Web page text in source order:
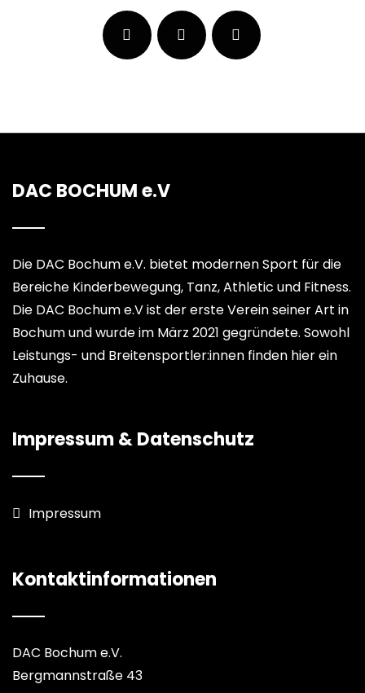
DAC BOCHUM e.V
Die DAC Bochum e.V. bietet modernen Sport für die
Bereiche Kinderbewegung, Tanz, Athletic und Fitness.
Die DAC Bochum e.V ist der erste Verein seiner Art in
Bochum und wurde im März 2021 gegründete. Sowohl
Leistungs- und Breitensportler:innen finden hier ein
Zuhause.
Impressum & Datenschutz
Impressum
Kontaktinformationen
DAC Bochum e.V.
Bergmannstraße 43